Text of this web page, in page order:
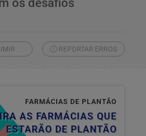
os desafios
REPORTAR ERROS
FARMÁCIAS DE PLANTÃO
AS FARMÁCIAS QUE
ESTARÃO DE PLANTÃO